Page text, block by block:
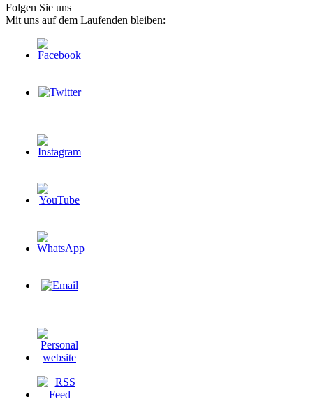
Folgen Sie uns
Mit uns auf dem Laufenden bleiben: